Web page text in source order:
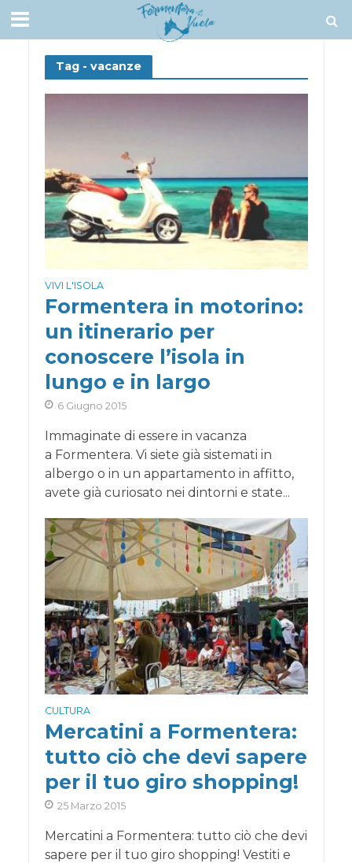
Tag - vacanze
VIVI L'ISOLA
Formentera in motorino:
un itinerario per
conoscere l’isola in
lungo e in largo
6 Giugno 2015
Immaginate di essere in vacanza
a Formentera. Vi siete già sistemati in
albergo o in un appartamento in affitto,
avete già curiosato nei dintorni e state...
CULTURA
Mercatini a Formentera:
tutto ciò che devi sapere
per il tuo giro shopping!
25 Marzo 2015
Mercatini a Formentera: tutto ciò che devi
sapere per il tuo giro shopping! Vestiti e